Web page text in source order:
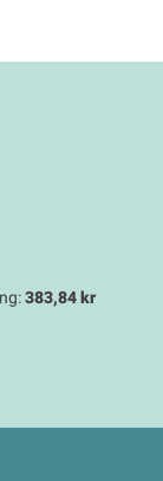
383,84 kr